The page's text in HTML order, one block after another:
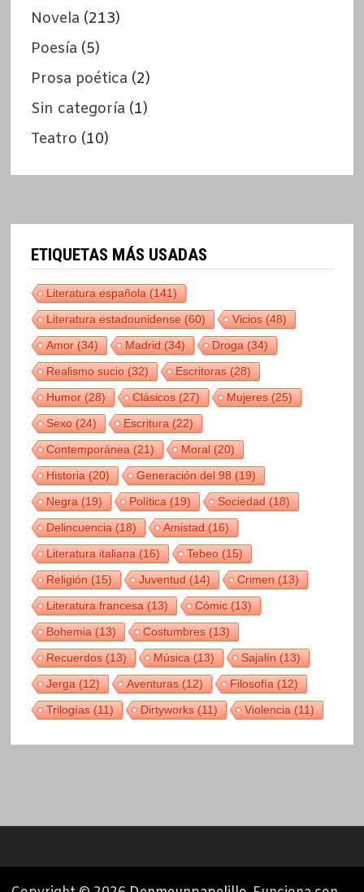
Novela (213)
Poesía (5)
Prosa poética (2)
Sin categoría (1)
Teatro (10)
ETIQUETAS MÁS USADAS
Literatura española(141)
Literatura estadounidense(60) Vicios(48)
Amor(34) Madrid(34) Droga(34)
Realismo sucio(32) Escritoras(28)
Humor(28) Clásicos(27) Mujeres(25)
Sexo(24) Escritura(22)
Contemporánea(21) Moral(20)
Historia(20) Generación del 98(19)
Negra(19) Política(19) Sociedad(18)
Delincuencia(18) Amistad(16)
Literatura italiana(16) Tebeo(15)
Religión(15) Juventud(14) Crimen(13)
Literatura francesa(13) Cómic(13)
Bohemia(13) Costumbres(13)
Recuerdos(13) Música(13) Sajalín(13)
Jerga(12) Aventuras(12) Filosofía(12)
Trilogías(11) Dirtyworks(11) Violencia(11)